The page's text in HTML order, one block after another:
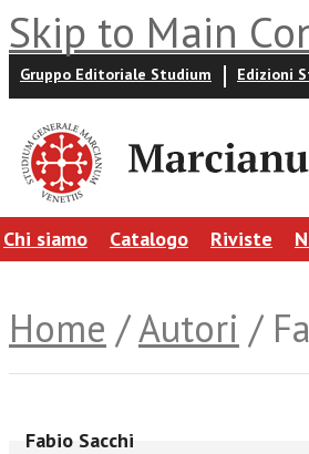
Skip to Main
Gruppo Editoriale Studium Edizioni
Chi siamo Catalogo Riviste
Home /Autori /
Fabio Sacchi